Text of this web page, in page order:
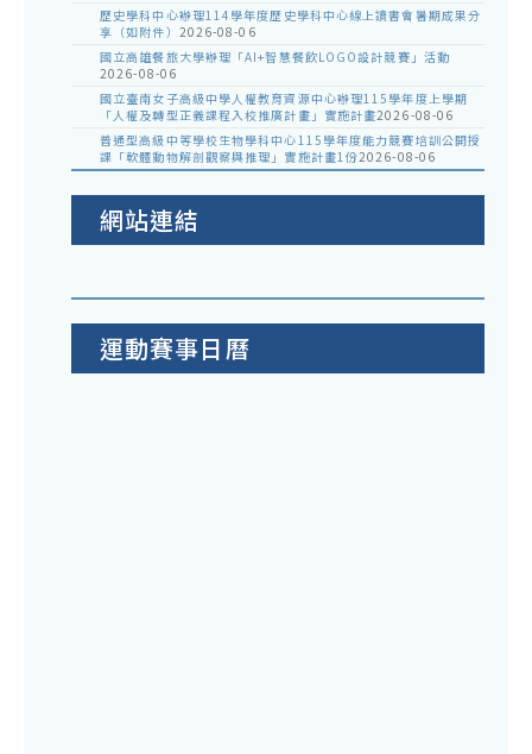
歷史學科中心辦理114學年度歷史學科中心線上讀書會暑期成果分
享（如附件） 2026-08-06
國立高雄餐旅大學辦理「AI+智慧餐飲LOGO設計競賽」活動
2026-08-06
國立臺南女子高級中學人權教育資源中心辦理115學年度上學期
「人權及轉型正義課程入校推廣計畫」實施計畫2026-08-06
普通型高級中等學校生物學科中心115學年度能力競賽培訓公開授
課「軟體動物解剖觀察與推理」實施計畫1份2026-08-06
網站連結
運動賽事日曆